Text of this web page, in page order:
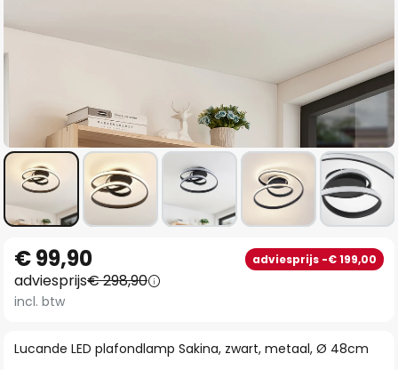
naar
het
begin
de
Lucande LED plafondlamp Sakina, zwart, metaal, Ø 48cm
€ 99,90 adviesprijs -€ 199,00
adviesprijs€ 298,90
incl. btw